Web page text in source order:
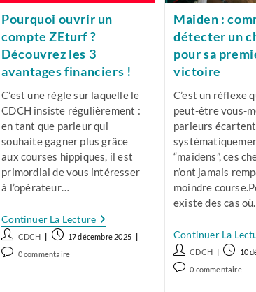
Pourquoi ouvrir un
compte ZEturf ?
Découvrez les 3
avantages financiers !
C’est une règle sur laquelle le
CDCH insiste régulièrement :
en tant que parieur qui
souhaite gagner plus grâce
aux courses hippiques, il est
primordial de vous intéresser
à l’opérateur…
Continuer La LecturePourquoi
Ouvrir
Un
Auteur/autrice
de
CDCH
Publication
publiée :
17 décembre 2025
Commentaires
0 commentaire
Maiden :
détecter un
pour sa
victoire
C’est un réflexe
peut-être vous-
parieurs
“maidens”, ces
n’ont jamais
moindre
existe des cas
Continuer La
Auteur/autrice
de
CDCH
publiée :
10
Commentaires
0 commentaire